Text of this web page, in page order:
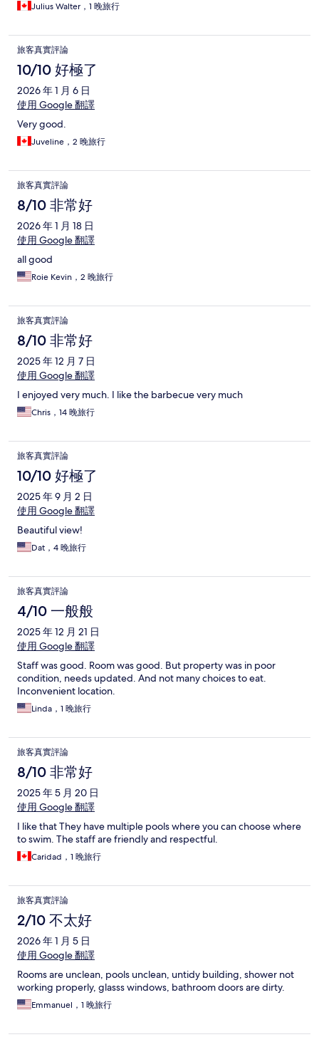
Julius Walter，1 晚旅行
旅客真實評論
10/10 好極了
2026 年 1 月 6 日
使用 Google 翻譯
Very good.
Juveline，2 晚旅行
旅客真實評論
8/10 非常好
2026 年 1 月 18 日
使用 Google 翻譯
all good
Roie Kevin，2 晚旅行
旅客真實評論
8/10 非常好
2025 年 12 月 7 日
使用 Google 翻譯
I enjoyed very much. I like the barbecue very much
Chris，14 晚旅行
旅客真實評論
10/10 好極了
2025 年 9 月 2 日
使用 Google 翻譯
Beautiful view!
Dat，4 晚旅行
旅客真實評論
4/10 一般般
2025 年 12 月 21 日
使用 Google 翻譯
Staff was good. Room was good. But property was in poor
condition, needs updated. And not many choices to eat.
Inconvenient location.
Linda，1 晚旅行
旅客真實評論
8/10 非常好
2025 年 5 月 20 日
使用 Google 翻譯
I like that They have multiple pools where you can choose where
to swim. The staff are friendly and respectful.
Caridad，1 晚旅行
旅客真實評論
2/10 不太好
2026 年 1 月 5 日
使用 Google 翻譯
Rooms are unclean, pools unclean, untidy building, shower not
working properly, glasss windows, bathroom doors are dirty.
Emmanuel，1 晚旅行